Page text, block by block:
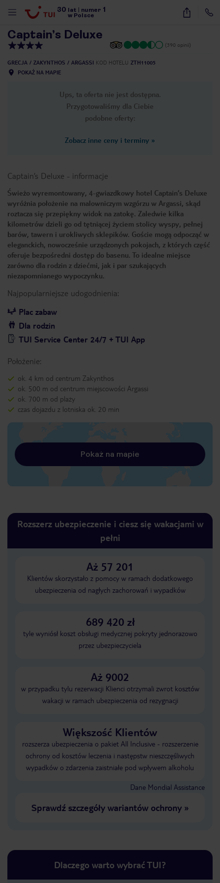
30 lat numer 1
w Polsce
36
Captain’s Deluxe
(390 opinii)
GRECJA ZAKYNTHOS ARGASSI KOD HOTELU ZTH11005
POKAŻ NA MAPIE
Ups, ta oferta nie jest dostępna.
Przygotowaliśmy dla Ciebie
podobne oferty:
Zobacz inne ceny i terminy »
Captain’s Deluxe - informacje
Świeżo wyremontowany, 4-gwiazdkowy hotel Captain’s Deluxe
wyróżnia położenie na malowniczym wzgórzu w Argassi, skąd
roztacza się przepiękny widok na zatokę. Zaledwie kilka
kilometrów dzieli go od tętniącej życiem stolicy wyspy, pełnej
barów, tawern i urokliwych sklepików. Goście mogą odpocząć w
eleganckich, nowocześnie urządzonych pokojach, z których część
oferuje bezpośredni dostęp do basenu. To idealne miejsce
zarówno dla rodzin z dziećmi, jak i par szukających
niezapomnianego wypoczynku.
Najpopularniejsze udogodnienia:
Plac zabaw
Dla rodzin
TUI Service Center 24/7 + TUI App
Położenie:
ok. 4 km od centrum Zakynthos
ok. 500 m od centrum miejscowości Argassi
ok. 700 m od plaży
czas dojazdu z lotniska ok. 20 min
Pokaż na mapie
Rozszerz ubezpieczenie i ciesz się wakacjami w
pełni
Aż 57 201
Klientów skorzystało z pomocy w ramach dodatkowego
ubezpieczenia od nagłych zachorowań i wypadków
689 420 zł
tyle wyniósł koszt obsługi medycznej pokryty jednorazowo
przez ubezpieczyciela
Aż 9002
w przypadku tylu rezerwacji Klienci otrzymali zwrot kosztów
wakacji w ramach ubezpieczenia od rezygnacji
Większość Klientów
rozszerza ubezpieczenia o pakiet All Inclusive - rozszerzenie
ochrony od kosztów leczenia i następstw nieszczęśliwych
wypadków o zdarzenia zaistniałe pod wpływem alkoholu
Dane Mondial Assistance
Sprawdź szczegóły wariantów ochrony»
Dlaczego warto wybrać TUI?